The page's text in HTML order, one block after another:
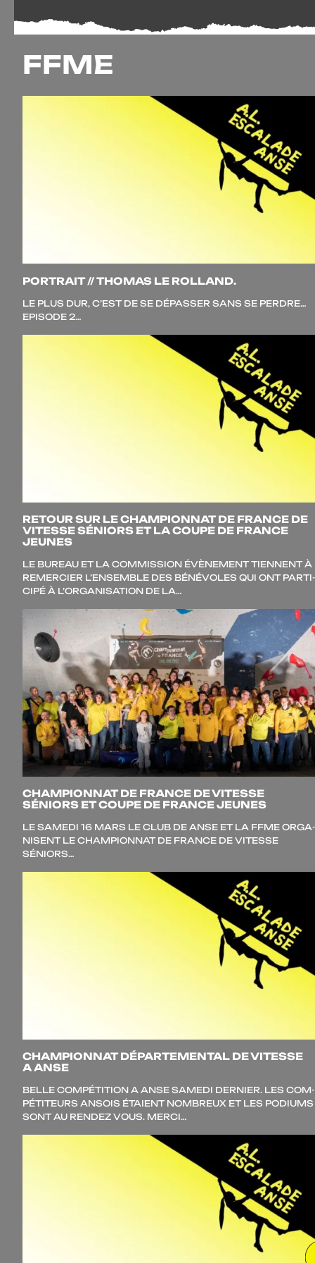
FFME
PORTRAIT // THOMAS LE ROLLAND.
LE PLUS DUR, C’EST DE SE DÉPASSER SANS SE PERDRE…
EPISODE 2…
RETOUR SUR LE CHAMPIONNAT DE FRANCE DE
VITESSE SÉNIORS ET LA COUPE DE FRANCE
JEUNES
LE BUREAU ET LA COM­MIS­SION ÉVÈ­NE­MENT TIENNENT À
REMER­CIER L’EN­SEMBLE DES BÉNÉ­VOLES QUI ONT PAR­TI­
CI­PÉ À L’OR­GA­NI­SA­TION DE LA…
CHAMPIONNAT DE FRANCE DE VITESSE
SÉNIORS ET COUPE DE FRANCE JEUNES
LE SAME­DI 16 MARS LE CLUB DE ANSE ET LA FFME ORGA­
NISENT LE CHAMPIONNAT DE FRANCE DE VITESSE
SÉNIORS…
CHAMPIONNAT DÉPARTEMENTAL DE VITESSE
A ANSE
BELLE COM­PÉ­TI­TION A ANSE SAME­DI DER­NIER. LES COM­
PÉ­TI­TEURS ANSOIS ÉTAIENT NOM­BREUX ET LES PODIUMS
SONT AU REN­DEZ VOUS. MERCI…